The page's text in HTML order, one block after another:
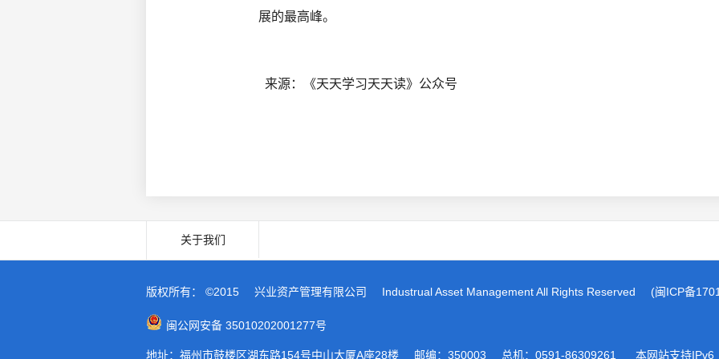
展的最高峰。
来源：《天天学习天天读》公众号
关于我们
版权所有： ©2015 兴业资产管理有限公司 Industrual Asset Management All Rights Reserved (闽ICP备
闽公网安备 35010202001277号
地址：福州市鼓楼区湖东路154号中山大厦A座28楼 邮编：350003 总机：0591-86309261 本网站支持IPv6